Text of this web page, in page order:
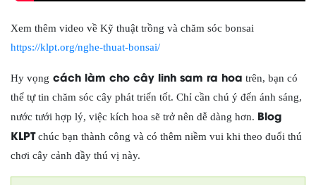
Xem thêm video về Kỹ thuật trồng và chăm sóc bonsai
https://klpt.org/nghe-thuat-bonsai/
Hy vọng cách làm cho cây linh sam ra hoa trên, bạn có
thể tự tin chăm sóc cây phát triển tốt. Chỉ cần chú ý đến ánh sáng,
nước tưới hợp lý, việc kích hoa sẽ trở nên dễ dàng hơn. Blog
KLPTchúc bạn thành công và có thêm niềm vui khi theo đuổi thú
chơi cây cảnh đầy thú vị này.